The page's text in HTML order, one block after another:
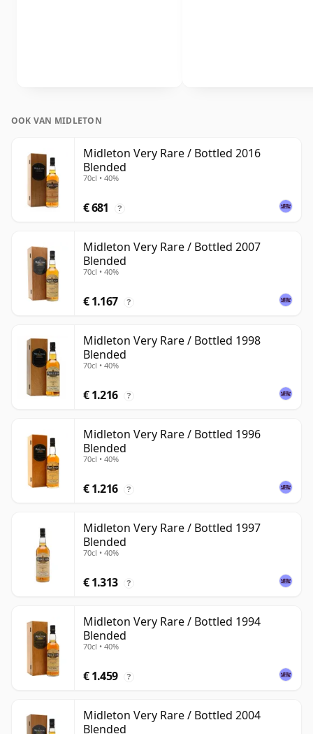
OOK VAN MIDLETON
Midleton Very Rare / Bottled 2016
Blended
70cl • 40%
€ 681 ?
Midleton Very Rare / Bottled 2007
Blended
70cl • 40%
€ 1.167 ?
Midleton Very Rare / Bottled 1998
Blended
70cl • 40%
€ 1.216 ?
Midleton Very Rare / Bottled 1996
Blended
70cl • 40%
€ 1.216 ?
Midleton Very Rare / Bottled 1997
Blended
70cl • 40%
€ 1.313 ?
Midleton Very Rare / Bottled 1994
Blended
70cl • 40%
€ 1.459 ?
Midleton Very Rare / Bottled 2004
Blended